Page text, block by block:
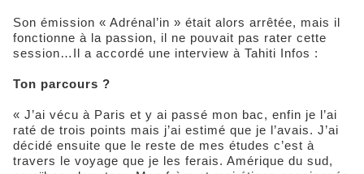
Son émission « Adrénal’in » était alors arrêtée, mais il
fonctionne à la passion, il ne pouvait pas rater cette
session…Il a accordé une interview à Tahiti Infos :
Ton parcours ?
« J’ai vécu à Paris et y ai passé mon bac, enfin je l’ai
raté de trois points mais j’ai estimé que je l’avais. J’ai
décidé ensuite que le reste de mes études c’est à
travers le voyage que je les ferais. Amérique du sud,